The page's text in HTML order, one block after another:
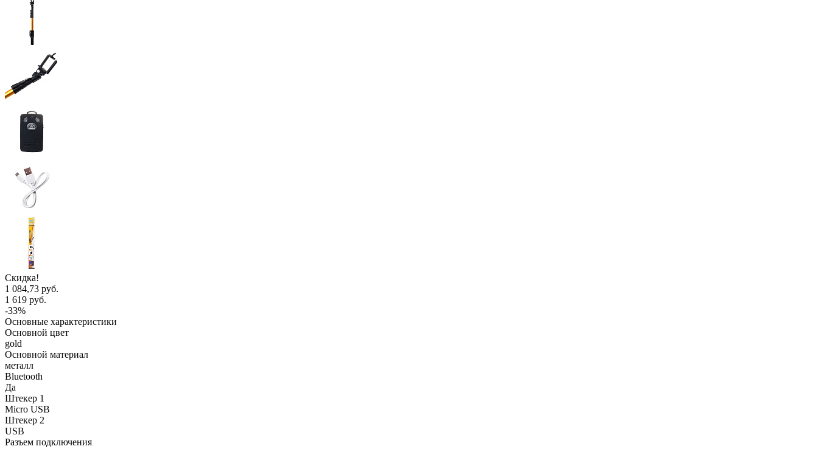
Скидка!
1 084,73 руб.
1 619 руб.
-33%
Основные характеристики
Основной цвет
gold
Основной материал
металл
Bluetooth
Да
Штекер 1
Micro USB
Штекер 2
USB
Разъем подключения